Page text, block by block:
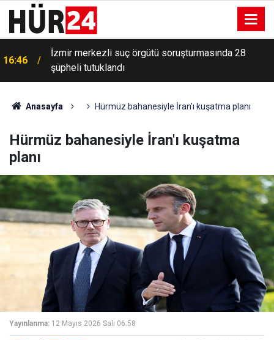
16:40
Bursa’da orman yangınına havadan ve karadan
müdahale ediliyor
Anasayfa Hürmüz bahanesiyle İran'ı kuşatma planı
Hürmüz bahanesiyle İran'ı kuşatma
planı
Yayınlanma: 12 Mayıs 2026 Salı 06:58